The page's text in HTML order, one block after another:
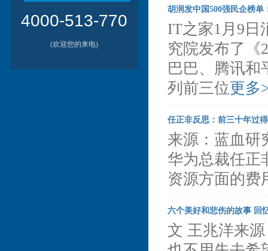
4000-513-770
(欢迎您的来电)
胡润发中国500强民企榜
IT之家1月9日
究院发布了《
巴巴、腾讯和
列前三位更多
任正非反思：前三十年过
来源：蓝血
华为总裁任正
资源方面的费
六个美好和悲伤的故事 回
文 王兆洋来